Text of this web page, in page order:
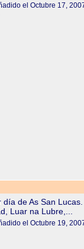
el Octubre 17,
de As San Lucas.
Luar na Lubre,...
el Octubre 19,